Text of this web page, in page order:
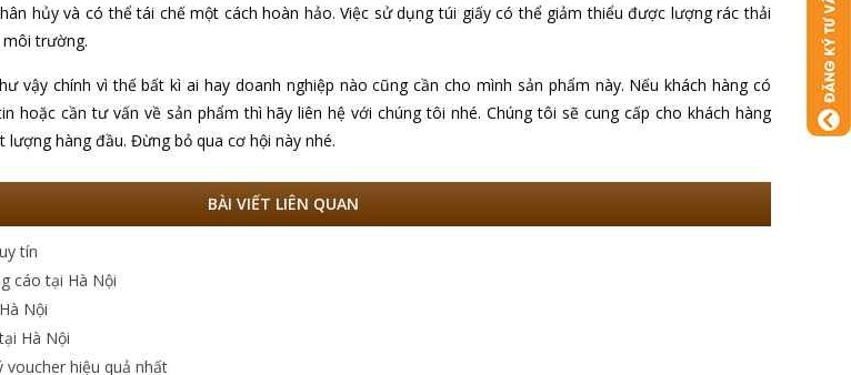
hủy và có thể tái chế một cách hoàn hảo. Việc sử dụng túi giấy có thể giảm thiểu được lượng rác thải
trường.
vậy chính vì thế bất kì ai hay doanh nghiệp nào cũng cần cho mình sản phẩm này. Nếu khách hàng có
hoặc cần tư vấn về sản phẩm thì hãy liên hệ với chúng tôi nhé. Chúng tôi sẽ cung cấp cho khách hàng
hàng đầu. Đừng bỏ qua cơ hội này nhé.
BÀI VIẾT LIÊN QUAN
tín
cáo tại Hà Nội
Nội
Hà Nội
voucher hiệu quả nhất